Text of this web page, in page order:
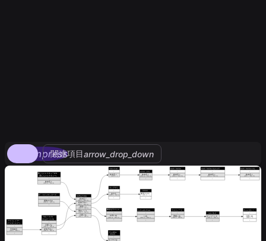
compress
関連項目arrow_drop_down